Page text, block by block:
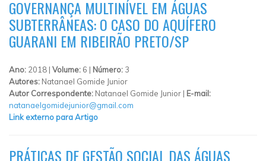
GOVERNANÇA MULTINÍVEL EM ÁGUAS
SUBTERRÂNEAS: O CASO DO AQUÍFERO
GUARANI EM RIBEIRÃO PRETO/SP
Ano: 2018 | Volume: 6 | Número: 3
Autores: Natanael Gomide Junior
Autor Correspondente: Natanael Gomide Junior | E-mail:
natanaelgomidejunior@gmail.com
Link externo para Artigo
PRÁTICAS DE GESTÃO SOCIAL DAS ÁGUAS